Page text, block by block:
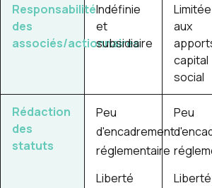
Responsabilité
des
associés/actionnaires
Indéfinie
et
subsidiaire
Limitée
aux
capital
social
Rédaction
des
statuts
Peu
d'encadrement
réglementaire
Liberté
Peu
Liberté